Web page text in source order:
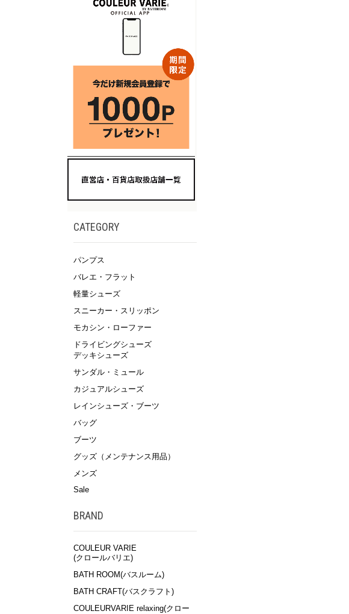
CATEGORY
パンプス
バレエ・フラット
軽量シューズ
スニーカー・スリッポン
モカシン・ローファー
ドライビングシューズ
デッキシューズ
サンダル・ミュール
カジュアルシューズ
レインシューズ・ブーツ
バッグ
ブーツ
グッズ（メンテナンス用品）
メンズ
Sale
BRAND
COULEUR VARIE
(クロールバリエ)
BATH ROOM(バスルーム)
BATH CRAFT(バスクラフト)
COULEURVARIE relaxing(クロー